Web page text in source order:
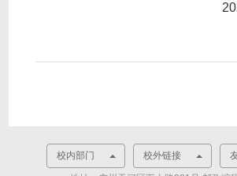
校外链接
校内部门